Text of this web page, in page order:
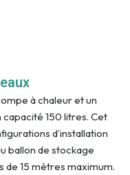
à chaleur et un
capacité 150 litres. Cet
d’installation
ballon de stockage
de 15 mètres maximum.